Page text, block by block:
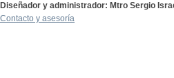
Diseñador y administrador: Mtro Sergio
Contacto y asesoría